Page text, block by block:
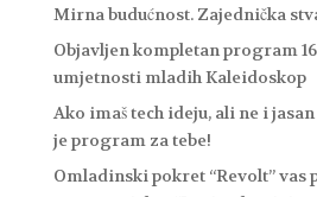
Mirna budućnost. Zajednička
Objavljen kompletan program
umjetnosti mladih Kaleidoskop
Ako imaš tech ideju, ali ne i
je program za tebe!
Omladinski pokret “Revolt” vas